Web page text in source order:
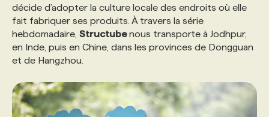
PROGRAMMES DE SUBVENTIONS
FAQ
ANNONCEZ AVEC NOUS
décide d’adopter la culture locale des endroits où elle
fait fabriquer ses produits. À travers la série
hebdomadaire, Structubenous transporte à Jodhpur,
en Inde, puis en Chine, dans les provinces de Dongguan
et de Hangzhou.